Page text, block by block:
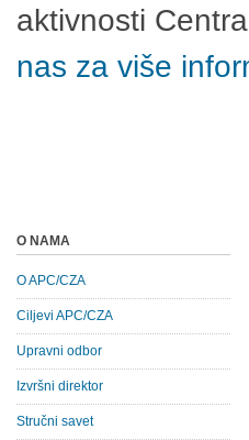
aktivnosti
nas za više
O NAMA
O APC/CZA
Ciljevi APC/CZA
Upravni odbor
Izvršni direktor
Stručni savet